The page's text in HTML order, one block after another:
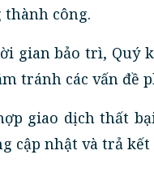
thành công.
gian bảo trì, Quý
tránh các vấn đề
giao dịch thất
cập nhật và trả